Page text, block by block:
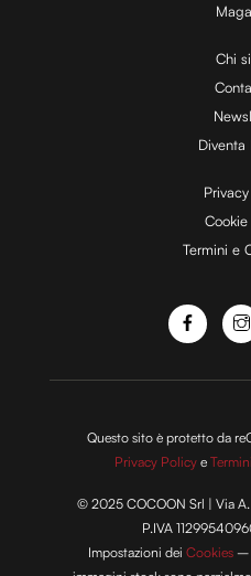
Chi
Diventa
Termini e
Questo sito è protetto da
Privacy Policy e
© 2025 COCOON Srl | Via
P.IVA
Impostazioni deiCookies